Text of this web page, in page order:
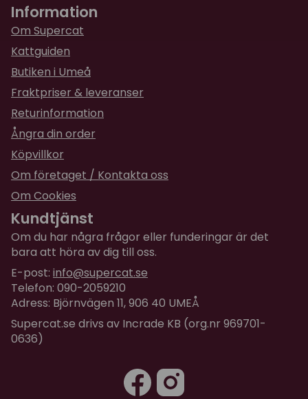
Information
Om Supercat
Kattguiden
Butiken i Umeå
Fraktpriser & leveranser
Returinformation
Ångra din order
Köpvillkor
Om företaget / Kontakta oss
Om Cookies
Kundtjänst
Om du har några frågor eller funderingar är det
bara att höra av dig till oss.
E-post: info@supercat.se
Telefon: 090-2059210
Adress: Björnvägen 11, 906 40 UMEÅ
Supercat.se drivs av Incrade KB (org.nr 969701-
0636)